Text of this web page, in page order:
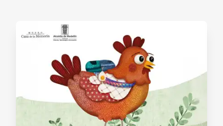
Subrayar enlaces
Fuente legible
Restablecer